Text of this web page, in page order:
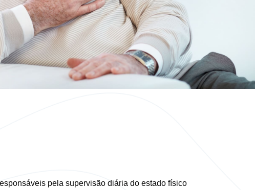
pela supervisão diária do estado físico